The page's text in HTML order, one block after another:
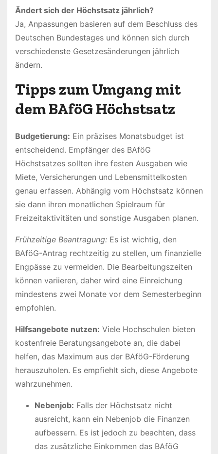
Ändert sich der Höchstsatz jährlich?
Ja, Anpassungen basieren auf dem Beschluss des
Deutschen Bundestages und können sich durch
verschiedenste Gesetzesänderungen jährlich
ändern.
Tipps zum Umgang mit
dem BAföG Höchstsatz
Budgetierung: Ein präzises Monatsbudget ist
entscheidend. Empfänger des BAföG
Höchstsatzes sollten ihre festen Ausgaben wie
Miete, Versicherungen und Lebensmittelkosten
genau erfassen. Abhängig vom Höchstsatz können
sie dann ihren monatlichen Spielraum für
Freizeitaktivitäten und sonstige Ausgaben planen.
Frühzeitige Beantragung: Es ist wichtig, den
BAföG-Antrag rechtzeitig zu stellen, um finanzielle
Engpässe zu vermeiden. Die Bearbeitungszeiten
können variieren, daher wird eine Einreichung
mindestens zwei Monate vor dem Semesterbeginn
empfohlen.
Hilfsangebote nutzen: Viele Hochschulen bieten
kostenfreie Beratungsangebote an, die dabei
helfen, das Maximum aus der BAföG-Förderung
herauszuholen. Es empfiehlt sich, diese Angebote
wahrzunehmen.
Nebenjob: Falls der Höchstsatz nicht
ausreicht, kann ein Nebenjob die Finanzen
aufbessern. Es ist jedoch zu beachten, dass
das zusätzliche Einkommen das BAföG